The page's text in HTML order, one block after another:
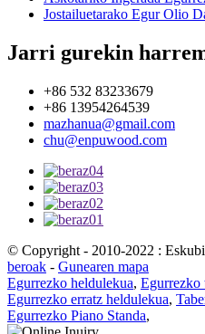
Jostailuetarako Egur Olio
Jarri gurekin
+86 532 83233679
+86 13954264539
mazhanua@gmail.com
chu@enpuwood.com
© Copyright - 2010-2022 :
beroak - Gunearen mapa
Egurrezko heldulekua, Egurrezko
Egurrezko erratz heldulekua,
Egurrezko Piano Standa,